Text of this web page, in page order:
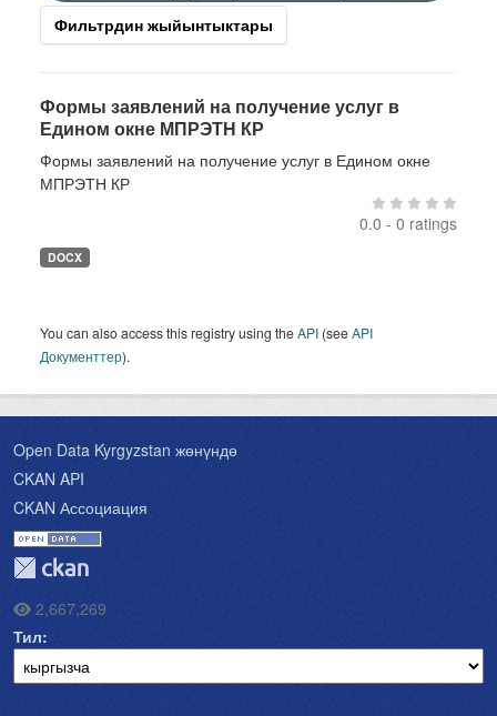
Фильтрдин жыйынтыктары
Формы заявлений на получение услуг в
Едином окне МПРЭТН КР
Формы заявлений на получение услуг в Едином окне
МПРЭТН КР
0.0 - 0 ratings
DOCX
You can also access this registry using theAPI (seeAPI
Документтер).
Open Data Kyrgyzstan жөнүндө
CKAN API
CKAN Ассоциация
2,667,269
Тил